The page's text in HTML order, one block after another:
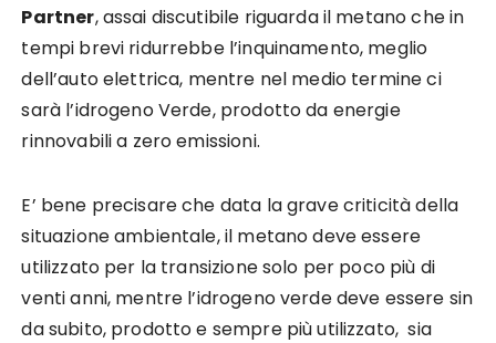
Partner, assai discutibile riguarda il metano che in
tempi brevi ridurrebbe l’inquinamento, meglio
dell’auto elettrica, mentre nel medio termine ci
sarà l’idrogeno Verde, prodotto da energie
rinnovabili a zero emissioni.
E’ bene precisare che data la grave criticità della
situazione ambientale, il metano deve essere
utilizzato per la transizione solo per poco più di
venti anni, mentre l’idrogeno verde deve essere sin
da subito, prodotto e sempre più utilizzato, sia